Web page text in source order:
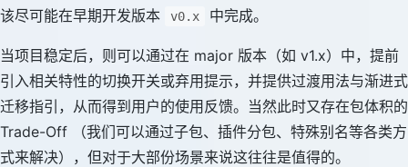
该尽可能在早期开发版本
v0.x 中完成。
当项目稳定后，则可以通过在 major 版本（如 v1.x）中，提前
引入相关特性的切换开关或弃用提示，并提供过渡用法与渐进式
迁移指引，从而得到用户的使用反馈。当然此时又存在包体积的
Trade-Off （我们可以通过子包、插件分包、特殊别名等各类方
式来解决），但对于大部份场景来说这往往是值得的。